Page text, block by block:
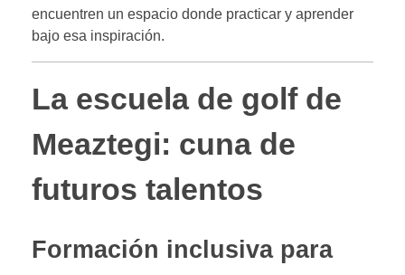
encuentren un espacio donde practicar y aprender
bajo esa inspiración.
La escuela de golf de
Meaztegi: cuna de
futuros talentos
Formación inclusiva para